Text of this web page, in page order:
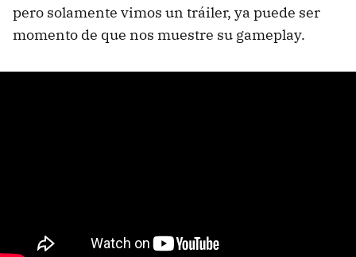
pero solamente vimos un tráiler, ya puede ser
momento de que nos muestre su gameplay.